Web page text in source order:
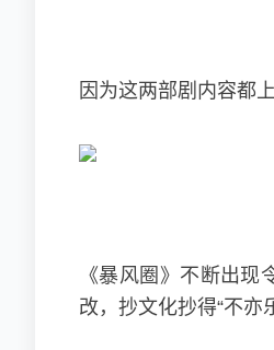
因为这两部剧内容都
《暴风圈》不断出
改，抄文化抄得“不亦